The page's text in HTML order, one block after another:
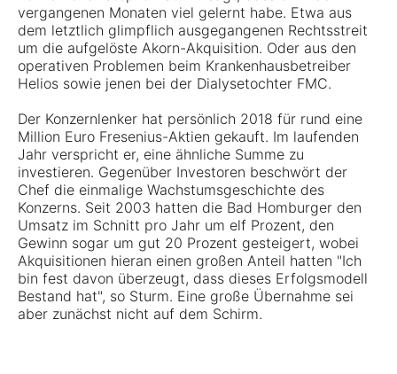
vergangenen Monaten viel gelernt habe. Etwa aus
dem letztlich glimpflich ausgegangenen Rechtsstreit
um die aufgelöste Akorn-Akquisition. Oder aus den
operativen Problemen beim Krankenhausbetreiber
Helios sowie jenen bei der Dialysetochter FMC.
Der Konzernlenker hat persönlich 2018 für rund eine
Million Euro Fresenius-Aktien gekauft. Im laufenden
Jahr verspricht er, eine ähnliche Summe zu
investieren. Gegenüber Investoren beschwört der
Chef die einmalige Wachstumsgeschichte des
Konzerns. Seit 2003 hatten die Bad Homburger den
Umsatz im Schnitt pro Jahr um elf Prozent, den
Gewinn sogar um gut 20 Prozent gesteigert, wobei
Akquisitionen hieran einen großen Anteil hatten "Ich
bin fest davon überzeugt, dass dieses Erfolgsmodell
Bestand hat", so Sturm. Eine große Übernahme sei
aber zunächst nicht auf dem Schirm.